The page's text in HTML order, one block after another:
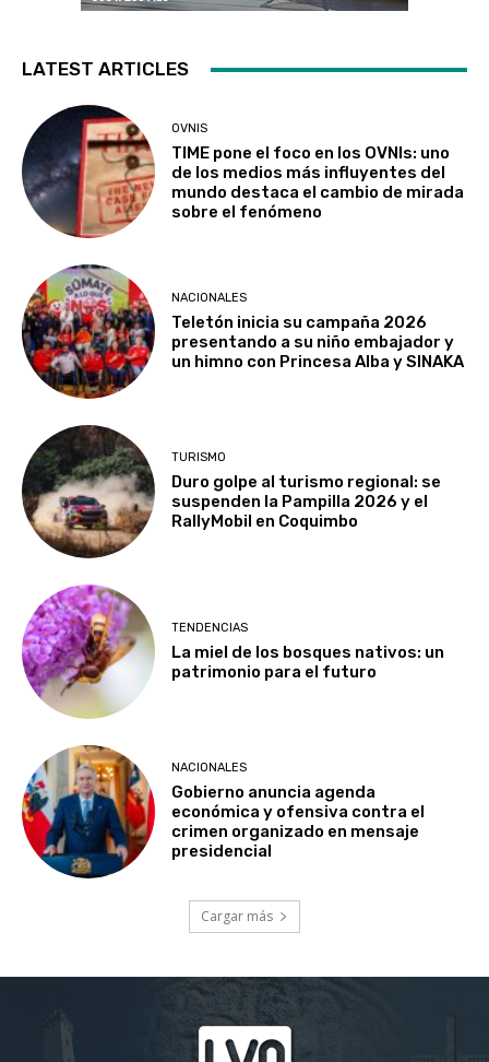
LATEST ARTICLES
OVNIS
TIME pone el foco en los OVNIs: uno
de los medios más influyentes del
mundo destaca el cambio de mirada
sobre el fenómeno
NACIONALES
Teletón inicia su campaña 2026
presentando a su niño embajador y
un himno con Princesa Alba y SINAKA
TURISMO
Duro golpe al turismo regional: se
suspenden la Pampilla 2026 y el
RallyMobil en Coquimbo
TENDENCIAS
La miel de los bosques nativos: un
patrimonio para el futuro
NACIONALES
Gobierno anuncia agenda
económica y ofensiva contra el
crimen organizado en mensaje
presidencial
Cargar más